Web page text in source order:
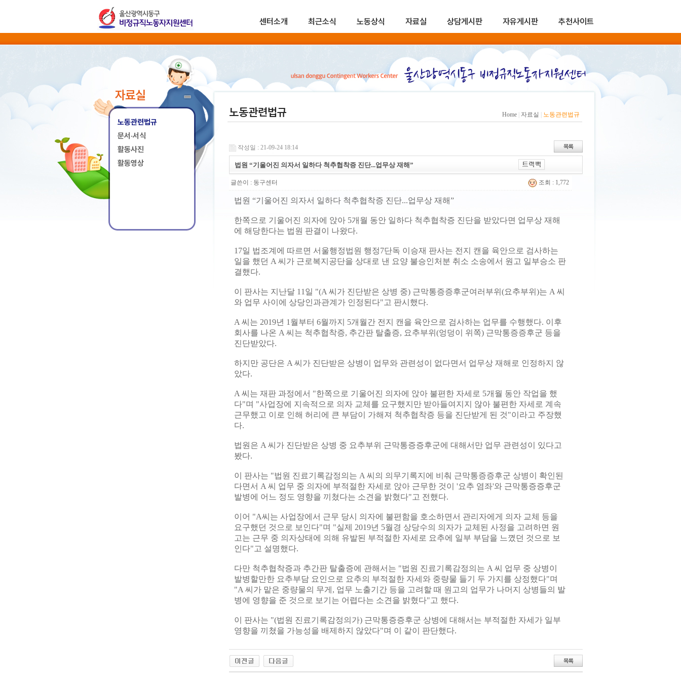
센터소개 최근소식 노동상식 자료실 상담게시판 자유게시판 추천사이트
자료실
노동관련법규
문서·서식
활동사진
활동영상
노동관련법규 Home 자료실 노동관련법규
작성일 : 21-09-24 18:14
법원 “기울어진 의자서 일하다 척추협착증 진단...업무상 재해”
글쓴이 : 동구센터 조회 : 1,772
법원 “기울어진 의자서 일하다 척추협착증 진단...업무상 재해”
한쪽으로 기울어진 의자에 앉아 5개월 동안 일하다 척추협착증 진단을 받았다면 업무상 재해
에 해당한다는 법원 판결이 나왔다.
17일 법조계에 따르면 서울행정법원 행정7단독 이승재 판사는 전지 캔을 육안으로 검사하는
일을 했던 A 씨가 근로복지공단을 상대로 낸 요양 불승인처분 취소 소송에서 원고 일부승소 판
결했다.
이 판사는 지난달 11일 "(A 씨가 진단받은 상병 중) 근막통증증후군여러부위(요추부위)는 A 씨
와 업무 사이에 상당인과관계가 인정된다"고 판시했다.
A 씨는 2019년 1월부터 6월까지 5개월간 전지 캔을 육안으로 검사하는 업무를 수행했다. 이후
회사를 나온 A 씨는 척추협착증, 추간판 탈출증, 요추부위(엉덩이 위쪽) 근막통증증후군 등을
진단받았다.
하지만 공단은 A 씨가 진단받은 상병이 업무와 관련성이 없다면서 업무상 재해로 인정하지 않
았다.
A 씨는 재판 과정에서 "한쪽으로 기울어진 의자에 앉아 불편한 자세로 5개월 동안 작업을 했
다"며 "사업장에 지속적으로 의자 교체를 요구했지만 받아들여지지 않아 불편한 자세로 계속
근무했고 이로 인해 허리에 큰 부담이 가해져 척추협착증 등을 진단받게 된 것"이라고 주장했
다.
법원은 A 씨가 진단받은 상병 중 요추부위 근막통증증후군에 대해서만 업무 관련성이 있다고
봤다.
이 판사는 "법원 진료기록감정의는 A 씨의 의무기록지에 비춰 근막통증증후군 상병이 확인된
다면서 A 씨 업무 중 의자에 부적절한 자세로 앉아 근무한 것이 '요추 염좌'와 근막통증증후군
발병에 어느 정도 영향을 끼쳤다는 소견을 밝혔다"고 전했다.
이어 "A씨는 사업장에서 근무 당시 의자에 불편함을 호소하면서 관리자에게 의자 교체 등을
요구했던 것으로 보인다"며 "실제 2019년 5월경 상당수의 의자가 교체된 사정을 고려하면 원
고는 근무 중 의자상태에 의해 유발된 부적절한 자세로 요추에 일부 부담을 느꼈던 것으로 보
인다"고 설명했다.
다만 척추협착증과 추간판 탈출증에 관해서는 "법원 진료기록감정의는 A 씨 업무 중 상병이
발병할만한 요추부담 요인으로 요추의 부적절한 자세와 중량물 들기 두 가지를 상정했다"며
"A 씨가 맡은 중량물의 무게, 업무 노출기간 등을 고려할 때 원고의 업무가 나머지 상병들의 발
병에 영향을 준 것으로 보기는 어렵다는 소견을 밝혔다"고 했다.
이 판사는 "(법원 진료기록감정의가) 근막통증증후군 상병에 대해서는 부적절한 자세가 일부
영향을 끼쳤을 가능성을 배제하지 않았다"며 이 같이 판단했다.